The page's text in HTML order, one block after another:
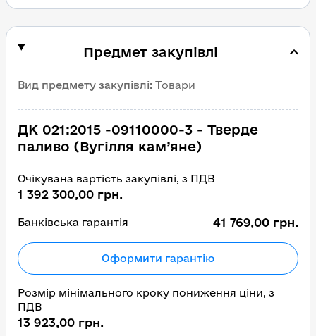
Предмет закупівлі
Вид предмету закупівлі: Товари
ДК 021:2015 -09110000-3 - Тверде
паливо (Вугілля кам’яне)
Очікувана вартість закупівлі, з ПДВ
1 392 300,00 грн.
Банківська гарантія 41 769,00 грн.
Оформити гарантію
Розмір мінімального кроку пониження ціни, з
ПДВ
13 923,00 грн.